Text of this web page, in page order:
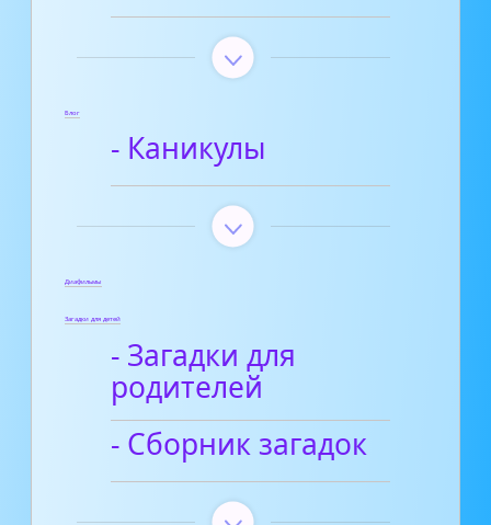
Блог
- Каникулы
Диафильмы
Загадки для детей
- Загадки для
родителей
- Сборник загадок